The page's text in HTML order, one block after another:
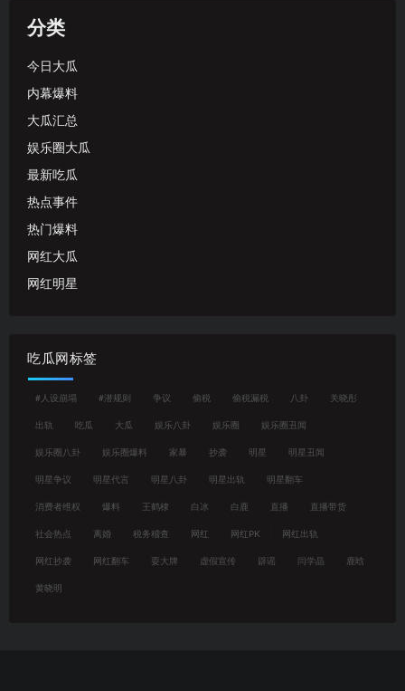
分类
今日大瓜
内幕爆料
大瓜汇总
娱乐圈大瓜
最新吃瓜
热点事件
热门爆料
网红大瓜
网红明星
吃瓜网标签
#人设崩塌 #潜规则 争议 偷税 偷税漏税 八卦 关晓彤
出轨 吃瓜 大瓜 娱乐八卦 娱乐圈 娱乐圈丑闻
娱乐圈八卦 娱乐圈爆料 家暴 抄袭 明星 明星丑闻
明星争议 明星代言 明星八卦 明星出轨 明星翻车
消费者维权 爆料 王鹤棣 白冰 白鹿 直播 直播带货
社会热点 离婚 税务稽查 网红 网红PK 网红出轨
网红抄袭 网红翻车 耍大牌 虚假宣传 辟谣 闫学晶 鹿晗
黄晓明